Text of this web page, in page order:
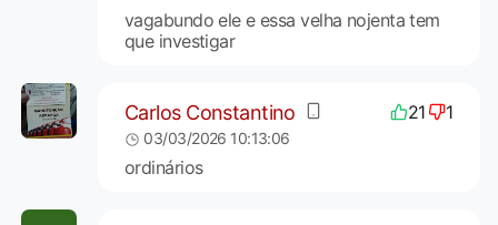
vagabundo ele e essa velha nojenta tem
que investigar
Carlos Constantino 21 1
03/03/2026 10:13:06
ordinários